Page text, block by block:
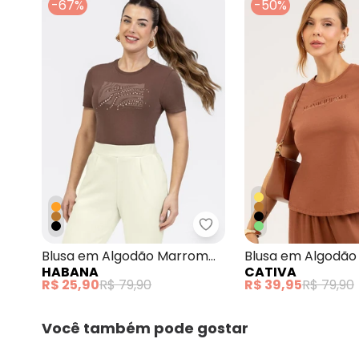
-67%
Habana - Blusa em
Blusa em Algodão Marrom
Escuro
HABANA
R$ 25,90R$ 79,90
-50%
Blusa em
CATIVA
R$ 39,95R$ 79,90
Você também pode gostar